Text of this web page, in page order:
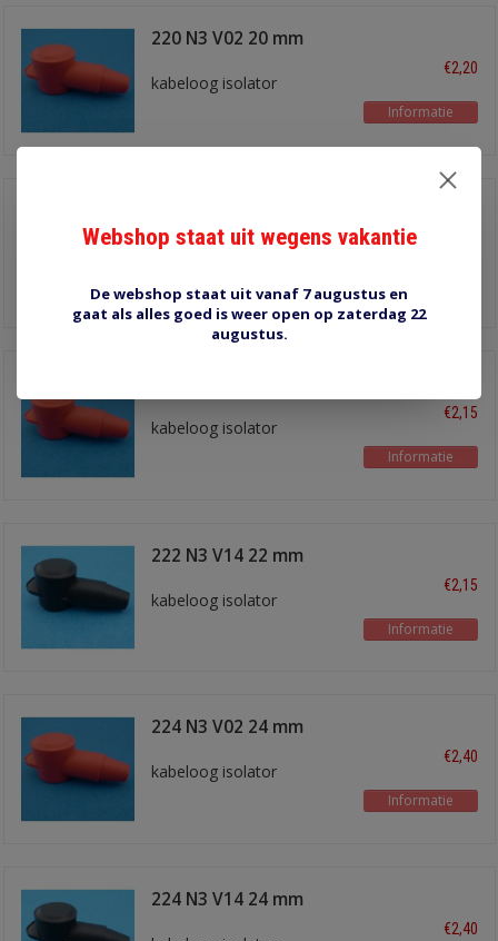
220 N3 V02 20 mm
kabeloog isolator
€2,20
Informatie
zwart
kabeloog isolator
rood
kabeloog isolator
€2,15
Informatie
222 N3 V14 22 mm
kabeloog isolator
€2,15
Informatie
224 N3 V02 24 mm
kabeloog isolator
€2,40
Informatie
224 N3 V14 24 mm
€2,40
Webshop staat uit wegens vakantie
De webshop staat uit vanaf 7 augustus en
gaat als alles goed is weer open op zaterdag 22
augustus.